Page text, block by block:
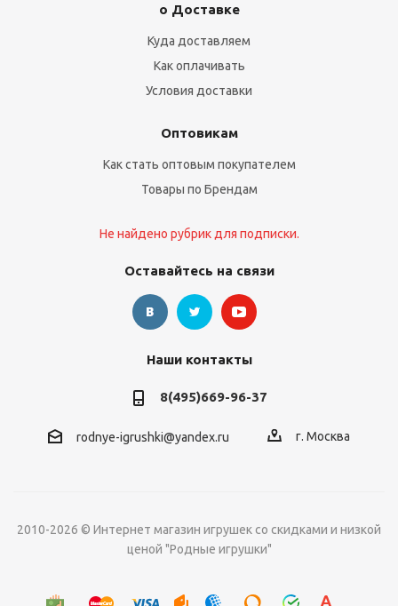
о Доставке
Куда доставляем
Как оплачивать
Условия доставки
Оптовикам
Как стать оптовым покупателем
Товары по Брендам
Не найдено рубрик для подписки.
Оставайтесь на связи
Наши контакты
8(495)669-96-37
rodnye-igrushki@yandex.ru г. Москва
2010-2026 © Интернет магазин игрушек со скидками и низкой
ценой "Родные игрушки"